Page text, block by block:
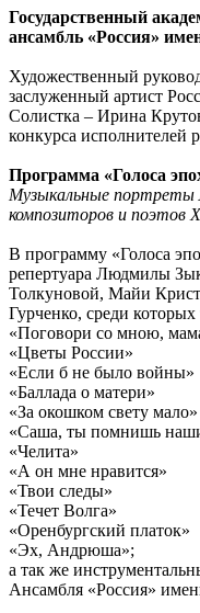
Государственный
ансамбль «Россия»
Художественный
заслуженный артист
Солистка – Ирина
конкурса исполнителей
Программа «Голоса
Музыкальные портреты
композиторов и поэтов
В программу «Голоса
репертуара Людмилы
Толкуновой, Майи
Гурченко, среди
«Поговори со мною,
«Цветы России»
«Если б не было войны»
«Баллада о матери»
«За окошком свету мало»
«Саша, ты помнишь
«Челита»
«А он мне нравится»
«Твои следы»
«Течет Волга»
«Оренбургский платок»
«Эх, Андрюша»;
а так же
Ансамбля «Россия»